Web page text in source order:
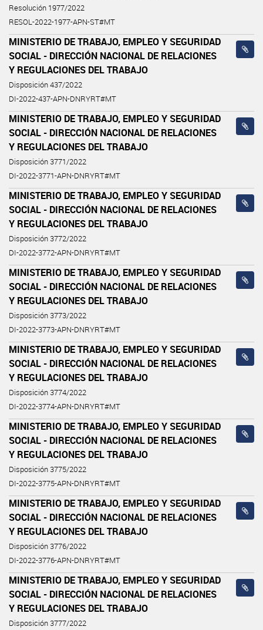
Resolución 1977/2022
RESOL-2022-1977-APN-ST#MT
MINISTERIO DE TRABAJO, EMPLEO Y SEGURIDAD
SOCIAL - DIRECCIÓN NACIONAL DE RELACIONES
Y REGULACIONES DEL TRABAJO
Disposición 437/2022
DI-2022-437-APN-DNRYRT#MT
MINISTERIO DE TRABAJO, EMPLEO Y SEGURIDAD
SOCIAL - DIRECCIÓN NACIONAL DE RELACIONES
Y REGULACIONES DEL TRABAJO
Disposición 3771/2022
DI-2022-3771-APN-DNRYRT#MT
MINISTERIO DE TRABAJO, EMPLEO Y SEGURIDAD
SOCIAL - DIRECCIÓN NACIONAL DE RELACIONES
Y REGULACIONES DEL TRABAJO
Disposición 3772/2022
DI-2022-3772-APN-DNRYRT#MT
MINISTERIO DE TRABAJO, EMPLEO Y SEGURIDAD
SOCIAL - DIRECCIÓN NACIONAL DE RELACIONES
Y REGULACIONES DEL TRABAJO
Disposición 3773/2022
DI-2022-3773-APN-DNRYRT#MT
MINISTERIO DE TRABAJO, EMPLEO Y SEGURIDAD
SOCIAL - DIRECCIÓN NACIONAL DE RELACIONES
Y REGULACIONES DEL TRABAJO
Disposición 3774/2022
DI-2022-3774-APN-DNRYRT#MT
MINISTERIO DE TRABAJO, EMPLEO Y SEGURIDAD
SOCIAL - DIRECCIÓN NACIONAL DE RELACIONES
Y REGULACIONES DEL TRABAJO
Disposición 3775/2022
DI-2022-3775-APN-DNRYRT#MT
MINISTERIO DE TRABAJO, EMPLEO Y SEGURIDAD
SOCIAL - DIRECCIÓN NACIONAL DE RELACIONES
Y REGULACIONES DEL TRABAJO
Disposición 3776/2022
DI-2022-3776-APN-DNRYRT#MT
MINISTERIO DE TRABAJO, EMPLEO Y SEGURIDAD
SOCIAL - DIRECCIÓN NACIONAL DE RELACIONES
Y REGULACIONES DEL TRABAJO
Disposición 3777/2022